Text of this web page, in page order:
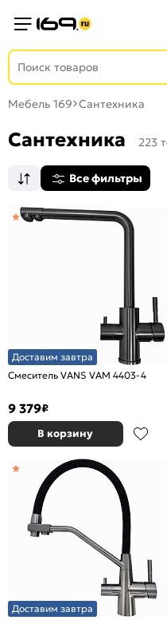
Мебель 169 Сантехника
Сантехника 223
Все фильтры
Доставим завтра
Смеситель VANS VAM 4403-4
9 379₽
В корзину
Доставим завтра